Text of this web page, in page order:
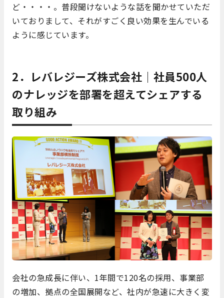
ど・・・・。普段聞けないような話を聞かせていただ
いておりまして、それがすごく良い効果を生んでいる
ように感じています。
2．レバレジーズ株式会社｜社員500人
のナレッジを部署を超えてシェアする
取り組み
会社の急成長に伴い、1年間で120名の採用、事業部
の増加、拠点の全国展開など、社内が急速に大きく変